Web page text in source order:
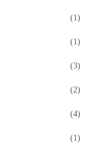
(1)
(1)
(3)
(2)
(4)
(1)